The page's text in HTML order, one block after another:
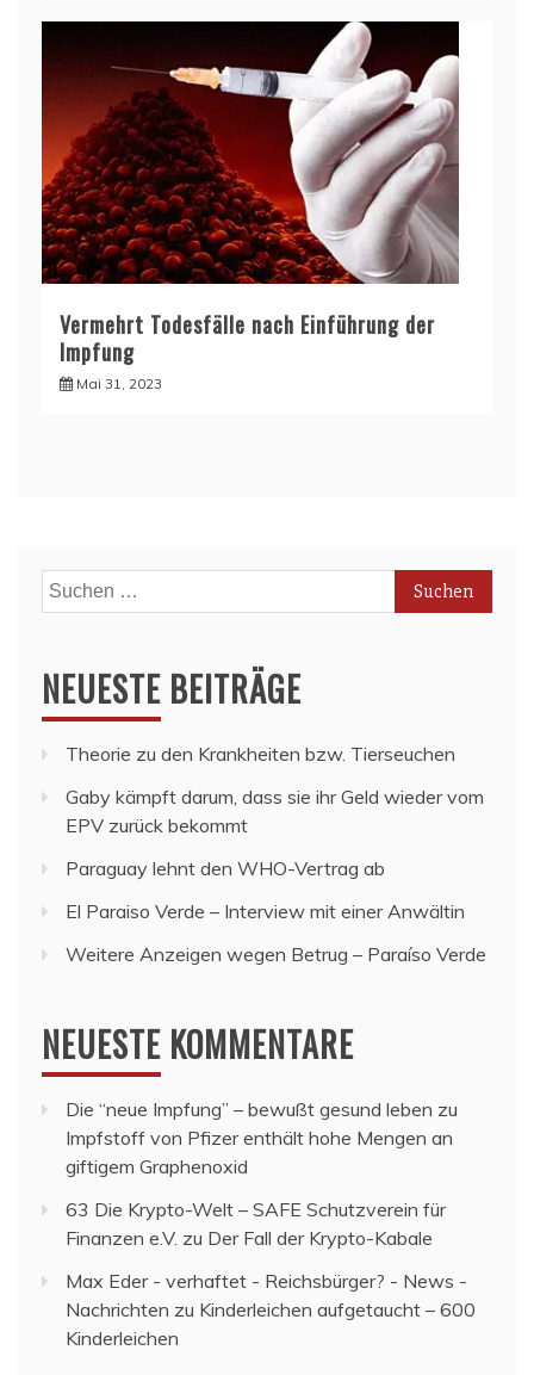
Vermehrt Todesfälle nach Einführung der
Impfung
Mai 31, 2023
Suchen
nach:
NEUESTE BEITRÄGE
Theorie zu den Krankheiten bzw. Tierseuchen
Gaby kämpft darum, dass sie ihr Geld wieder vom
EPV zurück bekommt
Paraguay lehnt den WHO-Vertrag ab
El Paraiso Verde – Interview mit einer Anwältin
Weitere Anzeigen wegen Betrug – Paraíso Verde
NEUESTE KOMMENTARE
Die “neue Impfung” – bewußt gesund leben zu
Impfstoff von Pfizer enthält hohe Mengen an
giftigem Graphenoxid
63 Die Krypto-Welt – SAFE Schutzverein für
Finanzen e.V. zu Der Fall der Krypto-Kabale
Max Eder - verhaftet - Reichsbürger? - News -
Nachrichten zu Kinderleichen aufgetaucht – 600
Kinderleichen